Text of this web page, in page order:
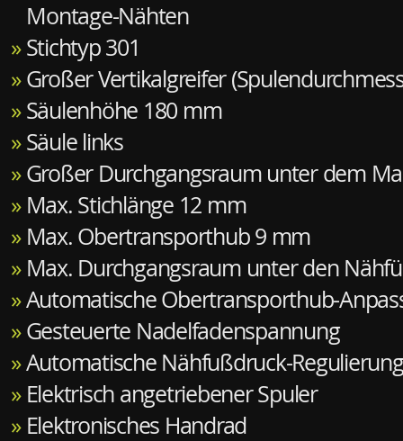
Montage-Nähten
»Stichtyp 301
»Großer Vertikalgreifer
»Säulenhöhe 180 mm
»Säule links
»Großer Durchgangsraum unter dem
» Max. Stichlänge 12 mm
» Max. Obertransporthub 9 mm
» Max. Durchgangsraum unter den
»Automatische Obertransporthub-
»Gesteuerte Nadelfadenspannung
»Automatische Nähfußdruck-Regulierung
» Elektrisch angetriebener Spuler
» Elektronisches Handrad